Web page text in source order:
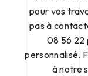
pour vos
pas à
08 56 22
personnalisé.
à notre